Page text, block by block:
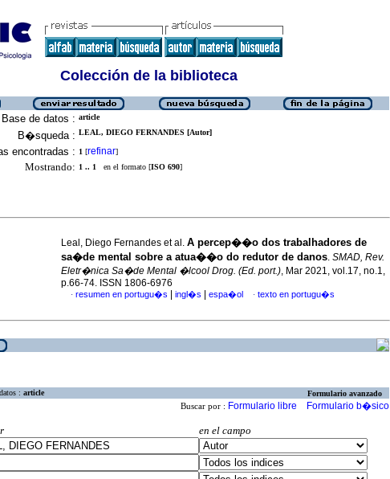
Colección de la biblioteca
Base de datos : article
B�squeda : LEAL, DIEGO FERNANDES [Autor]
encontradas : 1 [refinar]
Mostrando: 1 .. 1 en el formato [ISO 690]
Leal, Diego Fernandes et al. A percep��o dos trabalhadores de
sa�de mental sobre a atua��o do redutor de danos. SMAD, Rev.
Eletr�nica Sa�de Mental �lcool Drog. (Ed. port.), Mar 2021, vol.17, no.1,
p.66-74. ISSN 1806-6976
· resumen en portugu�s ingl�s espa�ol · texto en portugu�s
: article Formulario avanzado
Buscar por : Formulario libre Formulario b�sico
en el campo